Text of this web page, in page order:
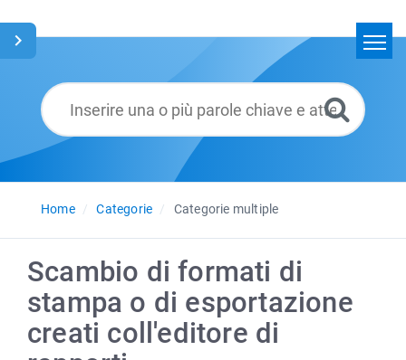
Glossario
Italiano
Home
Categorie Categorie multiple
Scambio di formati di
stampa o di esportazione
creati coll'editore di